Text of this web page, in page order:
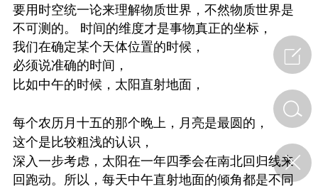
节气气象
·特急预警】关
节返乡期间“闪
急提示
问答
要用时空统一论来理解物质世界，不然物质世界是
不可测的。 时间的维度才是事物真正的坐标，
我们在确定某个天体位置的时候，
必须说准确的时间，
比如中午的时候，太阳直射地面，
每个农历月十五的那个晚上，月亮是最圆的，
这个是比较粗浅的认识，
深入一步考虑，太阳在一年四季会在南北回归线来
回跑动。所以，每天中午直射地面的倾角都是不同